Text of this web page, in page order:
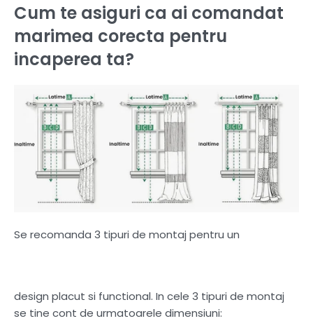
Cum te asiguri ca ai comandat
marimea corecta pentru
incaperea ta?
Se recomanda 3 tipuri de montaj pentru un
design placut si functional. In cele 3 tipuri de montaj
se tine cont de urmatoarele dimensiuni: